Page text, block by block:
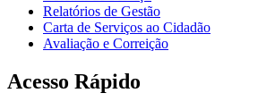
Relatórios de Gestão
Carta de Serviços ao Cidadão
Avaliação e Correição
Acesso Rápido